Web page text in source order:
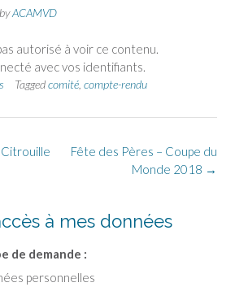
byACAMVD
autorisé à voir ce contenu.
avec vos identifiants.
Taggedcomité compte-rendu
Fête des Pères – Coupe du
Monde 2018 →
à mes données
de demande :
personnelles